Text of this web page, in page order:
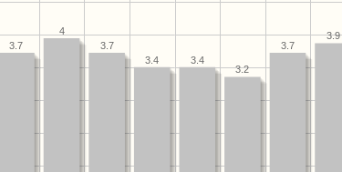
3.9
3.7
3.2
3.4
3.4
3.7
4
3.7